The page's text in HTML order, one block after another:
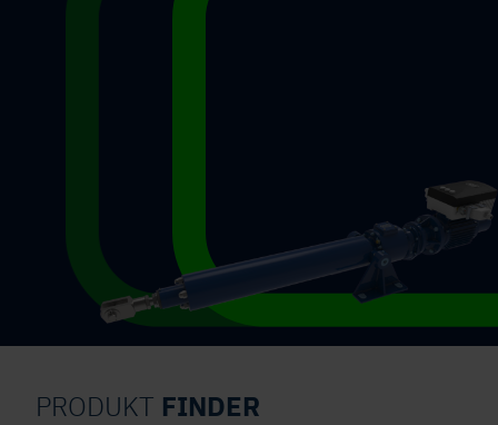
PRODUKT FINDER